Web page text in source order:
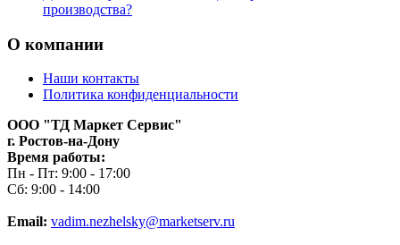
производства?
О компании
Наши контакты
Политика конфиденциальности
ООО "ТД Маркет Сервис"
г. Ростов-на-Дону
Время работы:
Пн - Пт: 9:00 - 17:00
Сб: 9:00 - 14:00
Email: vadim.nezhelsky@marketserv.ru